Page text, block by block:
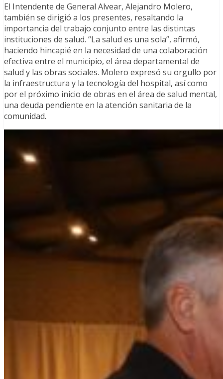
El Intendente de General Alvear, Alejandro Molero,
también se dirigió a los presentes, resaltando la
importancia del trabajo conjunto entre las distintas
instituciones de salud. “La salud es una sola”, afirmó,
haciendo hincapié en la necesidad de una colaboración
efectiva entre el municipio, el área departamental de
salud y las obras sociales. Molero expresó su orgullo por
la infraestructura y la tecnología del hospital, así como
por el próximo inicio de obras en el área de salud mental,
una deuda pendiente en la atención sanitaria de la
comunidad.